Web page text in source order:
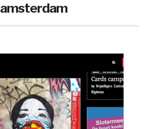
amsterdam